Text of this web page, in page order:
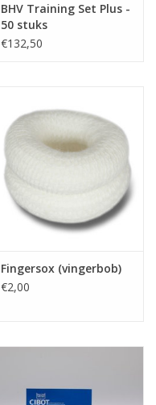
BHV Training Set Plus -
50 stuks
€132,50
Fingersox (vingerbob)
€2,00